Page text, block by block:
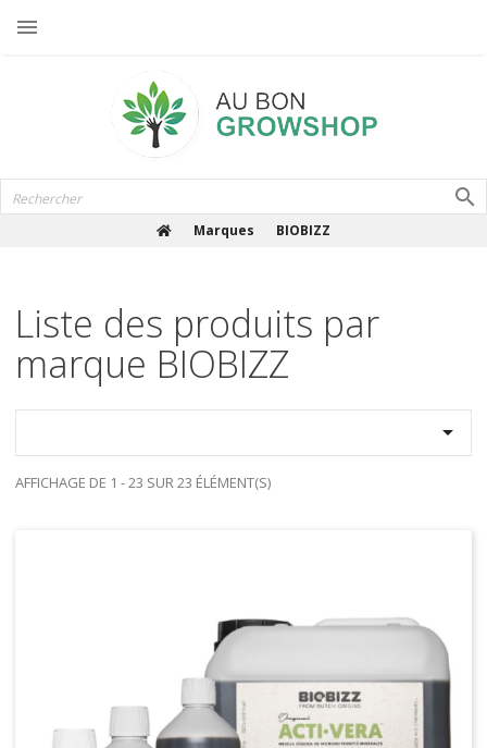

Marques BIOBIZZ
Liste des produits par
marque BIOBIZZ

AFFICHAGE DE 1 - 23 SUR 23 ÉLÉMENT(S)